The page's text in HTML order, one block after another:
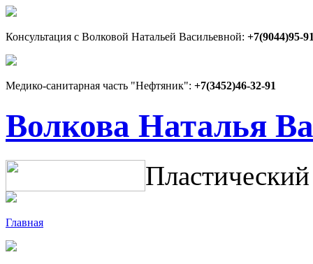
Консультация с Волковой Натальей Васильевной: +7(9044)95-
Медико-санитарная часть "Нефтяник": +7(3452)46-32-91
Волкова Наталья
Главная